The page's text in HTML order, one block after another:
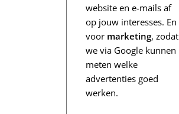
website en e-mails af
op jouw interesses. En
voor marketing, zodat
we via Google kunnen
meten welke
advertenties goed
werken.